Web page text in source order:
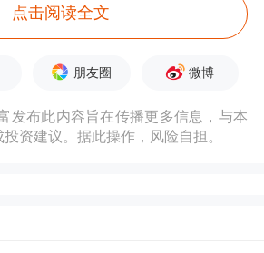
盛 、豪鹏科技 、中际旭
孚能科技、宏发股份 、涛
达256家、238家、183
点击阅读全文
朋友圈 微博
发布此内容旨在传播更多信息，与本
资建议。据此操作，风险自担。